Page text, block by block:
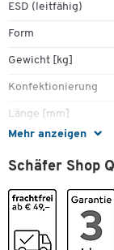
Mehr anzeigen
ESD (leitfähig)
Form
Gewicht [kg]
Konfektionierung
Länge [mm]
Material
Norm
Recyclebar
Resistenzeigenschaft
Schäfer Shop